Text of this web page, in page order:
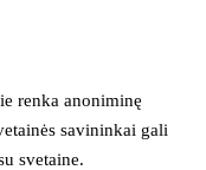
renka anoniminę
savininkai gali
svetaine.